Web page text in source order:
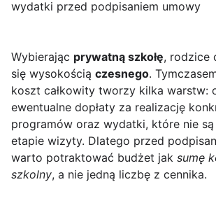
wydatki przed podpisaniem umowy
Wybierając prywatną szkołę, rodzice
się wysokością czesnego.
koszt całkowity tworzy kilka warstw:
ewentualne dopłaty za realizację
programów oraz wydatki, które nie
etapie wizyty. Dlatego przed
warto potraktować budżet jak sumę
szkolny, a nie jedną liczbę z cennika.